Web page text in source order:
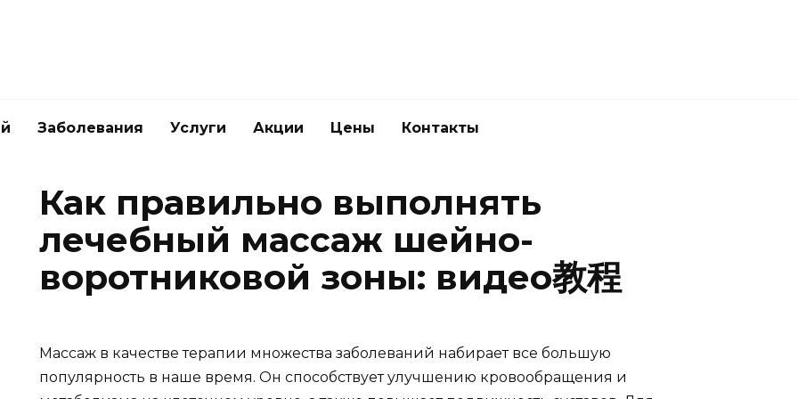
Заболевания Услуги Акции Цены Контакты
Как правильно выполнять
лечебный массаж шейно-
воротниковой зоны: видео教程
Массаж в качестве терапии множества заболеваний набирает все большую
популярность в наше время. Он способствует улучшению кровообращения и